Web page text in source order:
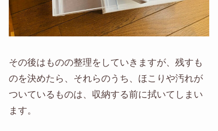
その後はものの整理をしていきますが、残すも
のを決めたら、それらのうち、ほこりや汚れが
ついているものは、収納する前に拭いてしまい
ます。